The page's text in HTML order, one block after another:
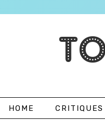
HOME CRITIQUES